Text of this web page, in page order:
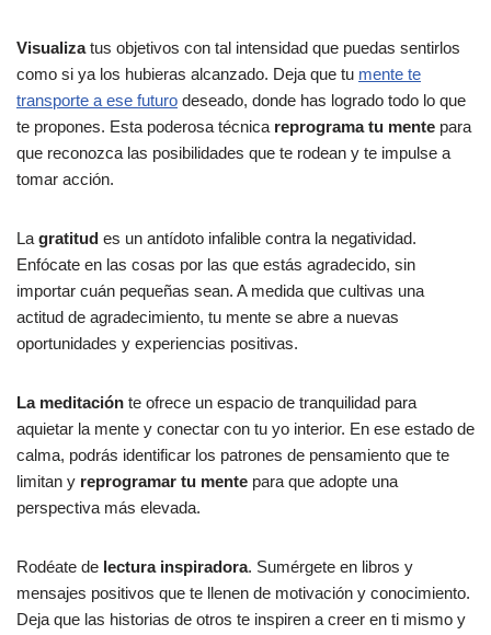
Visualizatus objetivos con tal intensidad que puedas sentirlos
como si ya los hubieras alcanzado. Deja que tu mente te
transporte a ese futuro deseado, donde has logrado todo lo que
te propones. Esta poderosa técnica reprograma tu mente para
que reconozca las posibilidades que te rodean y te impulse a
tomar acción.
La gratitud es un antídoto infalible contra la negatividad.
Enfócate en las cosas por las que estás agradecido, sin
importar cuán pequeñas sean. A medida que cultivas una
actitud de agradecimiento, tu mente se abre a nuevas
oportunidades y experiencias positivas.
La meditación te ofrece un espacio de tranquilidad para
aquietar la mente y conectar con tu yo interior. En ese estado de
calma, podrás identificar los patrones de pensamiento que te
limitan y reprogramar tu mente para que adopte una
perspectiva más elevada.
Rodéate de lectura inspiradora. Sumérgete en libros y
mensajes positivos que te llenen de motivación y conocimiento.
Deja que las historias de otros te inspiren a creer en ti mismo y